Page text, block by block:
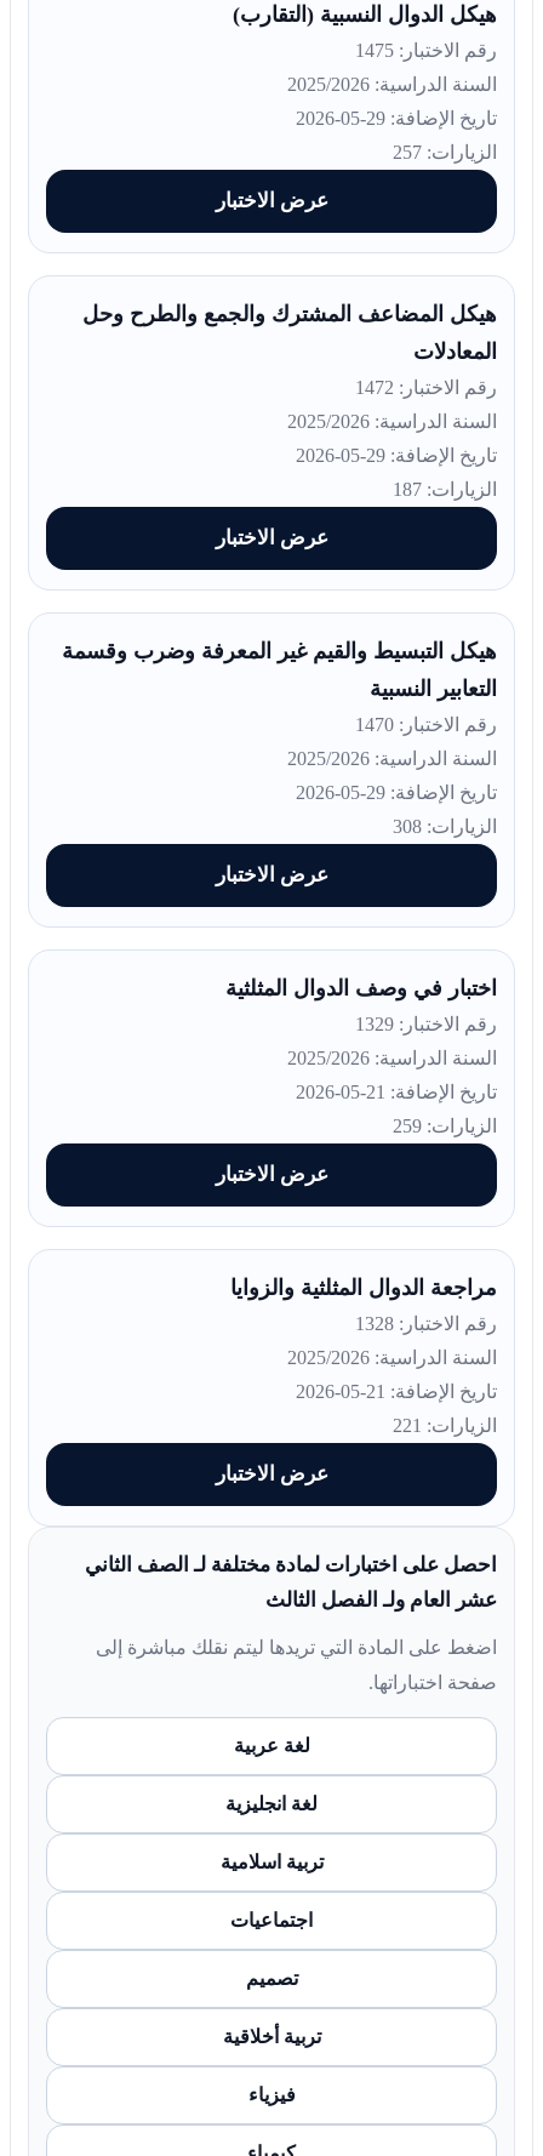
هيكل الدوال النسبية (التقارب)
رقم الاختبار: 1475
السنة الدراسية: 2025/2026
تاريخ الإضافة: 29-05-2026
الزيارات: 257
عرض الاختبار
هيكل المضاعف المشترك والجمع والطرح وحل
المعادلات
رقم الاختبار: 1472
السنة الدراسية: 2025/2026
تاريخ الإضافة: 29-05-2026
الزيارات: 187
عرض الاختبار
هيكل التبسيط والقيم غير المعرفة وضرب وقسمة
التعابير النسبية
رقم الاختبار: 1470
السنة الدراسية: 2025/2026
تاريخ الإضافة: 29-05-2026
الزيارات: 308
عرض الاختبار
اختبار في وصف الدوال المثلثية
رقم الاختبار: 1329
السنة الدراسية: 2025/2026
تاريخ الإضافة: 21-05-2026
الزيارات: 259
عرض الاختبار
مراجعة الدوال المثلثية والزوايا
رقم الاختبار: 1328
السنة الدراسية: 2025/2026
تاريخ الإضافة: 21-05-2026
الزيارات: 221
عرض الاختبار
احصل على اختبارات لمادة مختلفة لـ الصف الثاني
عشر العام ولـ الفصل الثالث
اضغط على المادة التي تريدها ليتم نقلك مباشرة إلى
صفحة اختباراتها.
لغة عربية
لغة انجليزية
تربية اسلامية
اجتماعيات
تصميم
تربية أخلاقية
فيزياء